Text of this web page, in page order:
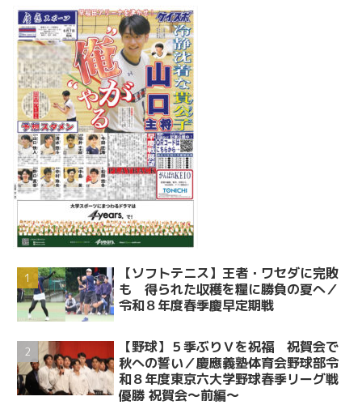
【ソフトテニス】王者・ワセダに完敗
も 得られた収穫を糧に勝負の夏へ／
令和８年度春季慶早定期戦
【野球】５季ぶりＶを祝福 祝賀会で
秋への誓い／慶應義塾体育会野球部令
和８年度東京六大学野球春季リーグ戦
優勝 祝賀会～前編～